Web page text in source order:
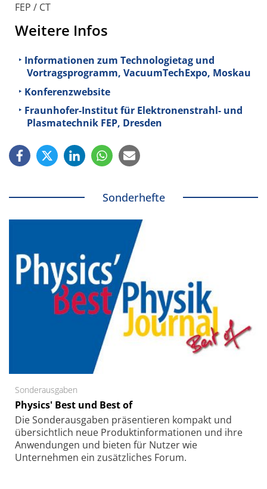
FEP / CT
Weitere Infos
Informationen zum Technologietag und
Vortragsprogramm, VacuumTechExpo, Moskau
Konferenzwebsite
Fraunhofer-Institut für Elektronenstrahl- und
Plasmatechnik FEP, Dresden
Sonderhefte
Sonderausgaben
Physics' Best und Best of
Die Sonder­ausgaben präsentieren kompakt und
übersichtlich neue Produkt­informationen und ihre
Anwendungen und bieten für Nutzer wie
Unternehmen ein zusätzliches Forum.